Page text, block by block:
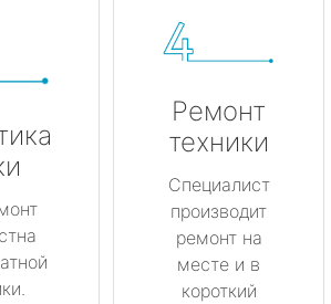
Ремонт
техники
Специалист
производит
ремонт на
месте и в
короткий